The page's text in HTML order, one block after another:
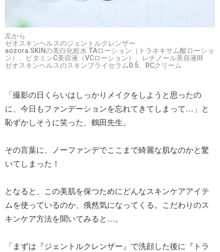
左から
ゼオスキンヘルスのジェントルクレンザー
aozora SKINの美白化粧水 TAローション（トラネキサム酸ローショ
ン）、ビタミンC美容液（VCローション）、レチノール美容液Ⅲ
ゼオスキンヘルスのスキンブライセラム0.5、RCクリーム
「撮影の日くらいはしっかりメイクをしようと思ったの
に、今日もファンデーションを忘れてきてしまって…」と
恥ずかしそうに笑った、鶴田先生。
その言葉に、ノーファンデでここまで綺麗な肌なのかと驚
いてしまった！
となると、この美肌を保つためにどんなスキンケアアイテ
ムを使っているのか、俄然気になってくる。こだわりのス
キンケア方法を聞いてみると…。
「まずは『ジェントルクレンザー』で洗顔した後に『トラ